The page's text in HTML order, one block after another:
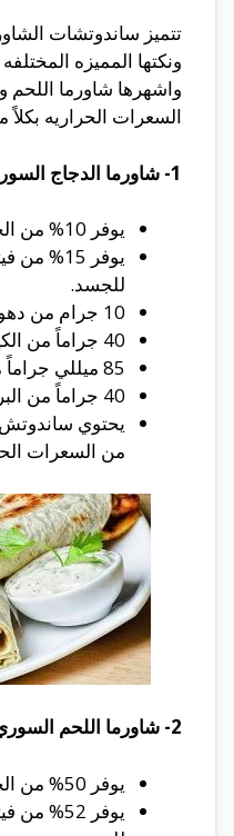
تتميز ساندوتشات
ونكتها المميزه
واشهرها شاورما اللحم
السعرات الحراريه بكلاً
1- شاورما الدجاج السوري :
يوفر 10% من الحديد للحصه اليوميه للجسد.
يوفر
للجسد.
10 جرام من دهون.
40 جراماً من الكيبوهيدرات.
85 ميللي جراماً من الكوليسترول.
40 جراماً من البروتينات.
من السعرات
2- شاورما اللحم السوري :
يوفر 50% من الحديد للحصه الوميه للجسد.
يوفر